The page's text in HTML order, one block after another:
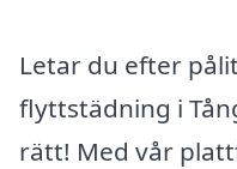
Letar du efter
flyttstädning i
rätt! Med vår